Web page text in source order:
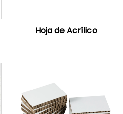
Hoja de Acrílico